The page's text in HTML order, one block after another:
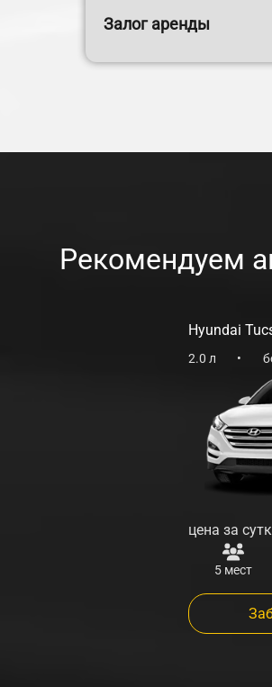
Залог аренды
Рекомендуем
Hyundai
2.0 л •
цена за
5 мест